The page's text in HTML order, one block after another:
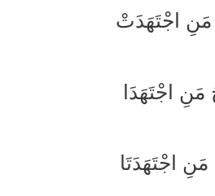
اجْتَهَدَتْ
مَنِ اجْتَهَدَا
اجْتَهَدَتَا